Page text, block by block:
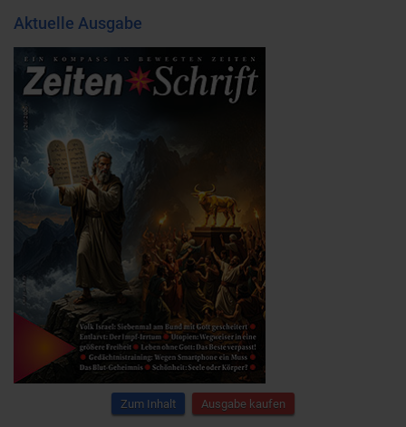
Aktuelle Ausgabe
Zum Inhalt Ausgabe kaufen